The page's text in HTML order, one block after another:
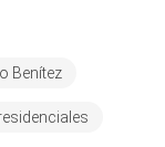
Benítez